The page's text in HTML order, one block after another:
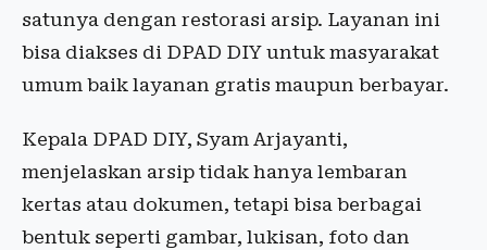
satunya dengan restorasi arsip. Layanan ini
bisa diakses di DPAD DIY untuk masyarakat
umum baik layanan gratis maupun berbayar.
Kepala DPAD DIY, Syam Arjayanti,
menjelaskan arsip tidak hanya lembaran
kertas atau dokumen, tetapi bisa berbagai
bentuk seperti gambar, lukisan, foto dan